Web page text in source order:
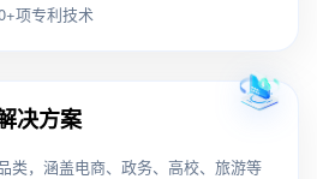
项专利技术
决方案
类，涵盖电商、政务、高校、旅游等